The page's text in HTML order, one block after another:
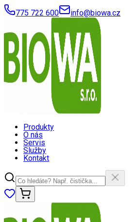
775 722 600 info@biowa.cz
Produkty
O nás
Servis
Služby
Kontakt